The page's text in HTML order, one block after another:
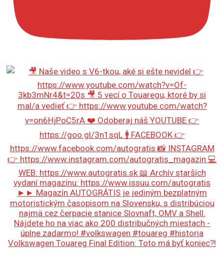
Volkswagen Touareg Final Edition: Toto má byť koniec?!